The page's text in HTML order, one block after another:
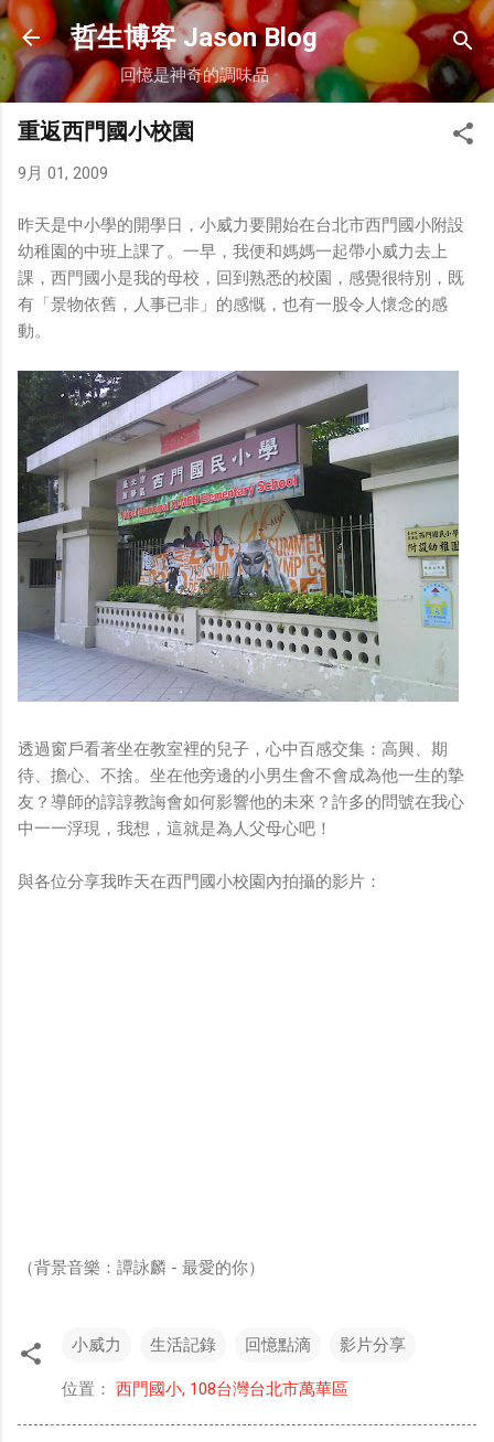
跳到主要內容
哲生博客 Jason Blog
回憶是神奇的調味品
重返西門國小校園
9月 01, 2009
昨天是中小學的開學日，小威力要開始在台北市西門國小附設
幼稚園的中班上課了。一早，我便和媽媽一起帶小威力去上
課，西門國小是我的母校，回到熟悉的校園，感覺很特別，既
有「景物依舊，人事已非」的感慨，也有一股令人懷念的感
動。
透過窗戶看著坐在教室裡的兒子，心中百感交集：高興、期
待、擔心、不捨。坐在他旁邊的小男生會不會成為他一生的摯
友？導師的諄諄教誨會如何影響他的未來？許多的問號在我心
中一一浮現，我想，這就是為人父母心吧！
與各位分享我昨天在西門國小校園內拍攝的影片：
（背景音樂：譚詠麟 - 最愛的你）
小威力 生活記錄 回憶點滴 影片分享
位置： 西門國小, 108台灣台北市萬華區